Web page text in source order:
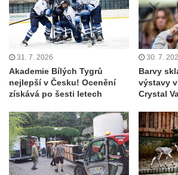
31. 7. 2026
Akademie Bílých Tygrů
nejlepší v Česku! Ocenění
získává po šesti letech
30. 7.
Barvy
výstavy
Crystal